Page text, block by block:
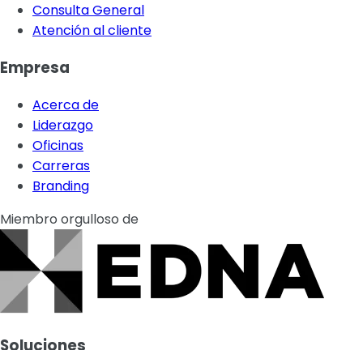
Consulta General
Atención al cliente
Empresa
Acerca de
Liderazgo
Oficinas
Carreras
Branding
Miembro orgulloso de